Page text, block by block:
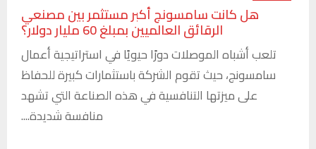
هل كانت سامسونج أكبر مستثمر بين مصنعي
الرقائق العالميين بمبلغ 60 مليار دولار؟
تلعب أشباه الموصلات دورًا حيويًا في استراتيجية أعمال
سامسونج، حيث تقوم الشركة باستثمارات كبيرة للحفاظ
على ميزتها التنافسية في هذه الصناعة التي تشهد
منافسة شديدة....